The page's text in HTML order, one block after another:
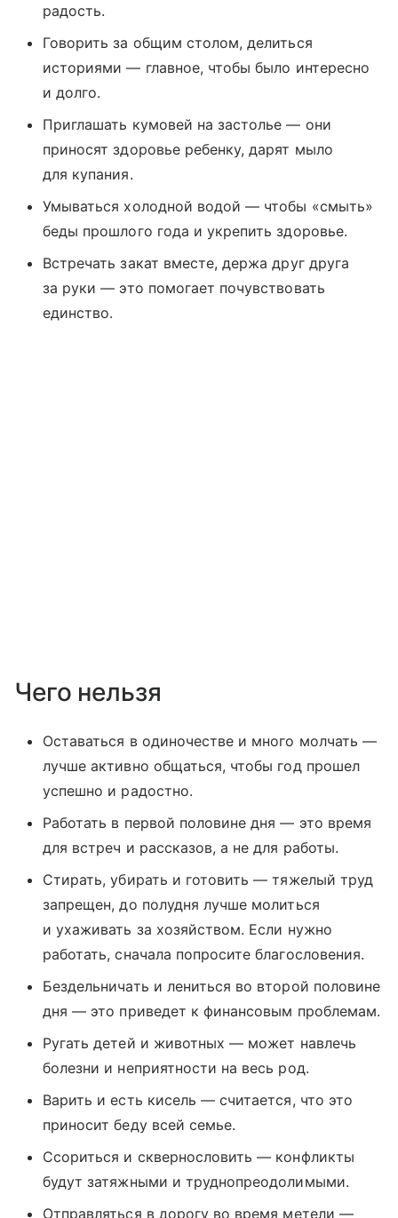
радость.
Говорить за общим столом, делиться
историями — главное, чтобы было интересно
и долго.
Приглашать кумовей на застолье — они
приносят здоровье ребенку, дарят мыло
для купания.
Умываться холодной водой — чтобы «смыть»
беды прошлого года и укрепить здоровье.
Встречать закат вместе, держа друг друга
за руки — это помогает почувствовать
единство.
Чего нельзя
Оставаться в одиночестве и много молчать —
лучше активно общаться, чтобы год прошел
успешно и радостно.
Работать в первой половине дня — это время
для встреч и рассказов, а не для работы.
Стирать, убирать и готовить — тяжелый труд
запрещен, до полудня лучше молиться
и ухаживать за хозяйством. Если нужно
работать, сначала попросите благословения.
Бездельничать и лениться во второй половине
дня — это приведет к финансовым проблемам.
Ругать детей и животных — может навлечь
болезни и неприятности на весь род.
Варить и есть кисель — считается, что это
приносит беду всей семье.
Ссориться и сквернословить — конфликты
будут затяжными и труднопреодолимыми.
Отправляться в дорогу во время метели —